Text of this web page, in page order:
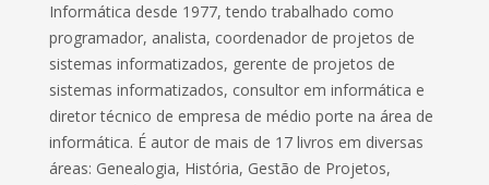
Informática desde 1977, tendo trabalhado como
programador, analista, coordenador de projetos de
sistemas informatizados, gerente de projetos de
sistemas informatizados, consultor em informática e
diretor técnico de empresa de médio porte na área de
informática. É autor de mais de 17 livros em diversas
áreas: Genealogia, História, Gestão de Projetos,